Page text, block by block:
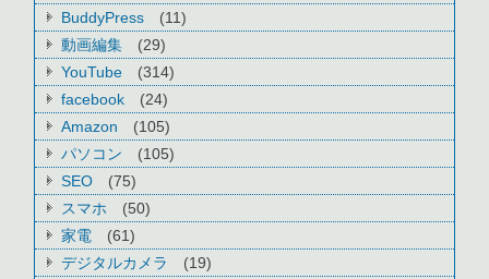
BuddyPress
(11)
動画編集
(29)
YouTube
(314)
facebook
(24)
Amazon
(105)
パソコン
(105)
SEO
(75)
スマホ
(50)
家電
(61)
デジタルカメラ
(19)